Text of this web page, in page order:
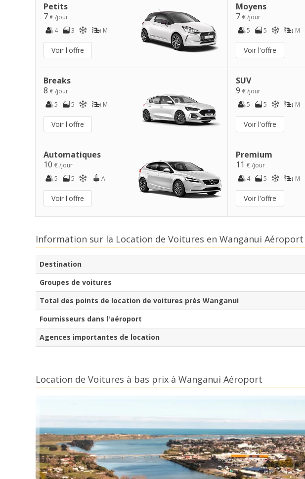
Petits
7 € /jour
4
3 M
Voir l'offre
Moyens
7€ /jour
5
5 M
Voir l'offre
Breaks
8 € /jour
5
5 M
Voir l'offre
SUV
9€ /jour
5
5 M
Voir l'offre
Automatiques
10 € /jour
5
5 A
Voir l'offre
Premium
11€ /jour
4
5 M
Voir l'offre
Information sur la Location de Voitures en Wanganui Aéroport
Destination
Groupes de voitures
Total des points de location de voitures près Wanganui
Fournisseurs dans l'aéroport
Agences importantes de location
Location de Voitures à bas prix à Wanganui Aéroport